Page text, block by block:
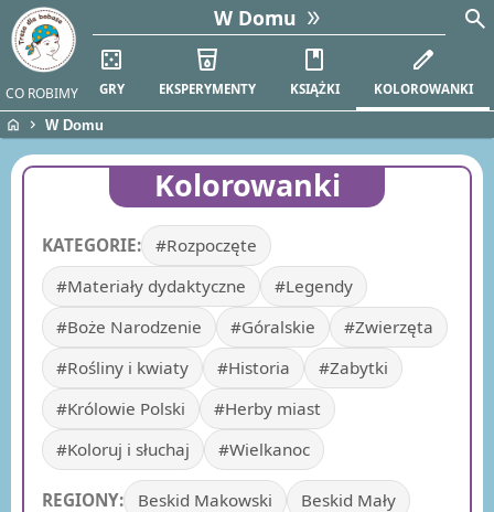
CO ROBIMY
W Domu
casino
GRY
local_drink
EKSPERYMENTY
book
KSIĄŻKI
edit
KOLOROWANKI
search
home chevron_right W Domu
Kolorowanki
KATEGORIE:
#Rozpoczęte
#Materiały dydaktyczne
#Legendy
#Boże Narodzenie
#Góralskie
#Zwierzęta
#Rośliny i kwiaty
#Historia
#Zabytki
#Królowie Polski
#Herby miast
#Koloruj i słuchaj
#Wielkanoc
REGIONY: Beskid Makowski
Beskid Mały